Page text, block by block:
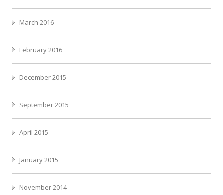
March 2016
February 2016
December 2015
September 2015
April 2015
January 2015
November 2014